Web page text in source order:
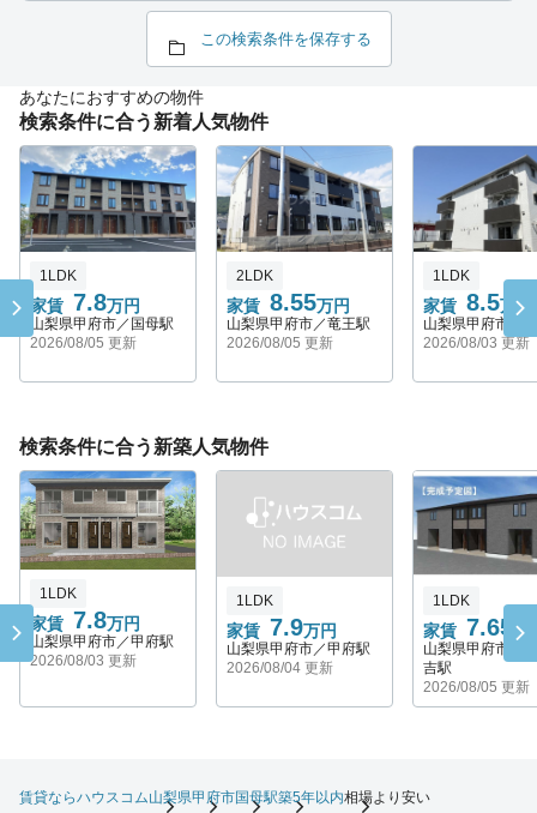
この検索条件を保存する
あなたにおすすめの物件
検索条件に合う新着人気物件
1LDK
家賃 7.8万円
山梨県甲府市／国母駅
2026/08/05 更新
2LDK
家賃 8.55万円
山梨県甲府市／竜王駅
2026/08/05 更新
1LDK
家賃 8.5万円
山梨県甲府市／
2026/08/03 更新
検索条件に合う新築人気物件
1LDK
家賃 7.8万円
山梨県甲府市／甲府駅
2026/08/03 更新
1LDK
家賃 7.9万円
山梨県甲府市／甲府駅
2026/08/04 更新
1LDK
家賃 7.65 万
山梨県甲府市／
吉駅
2026/08/05 更新
賃貸ならハウスコム山梨県甲府市国母駅築5年以内相場より安い